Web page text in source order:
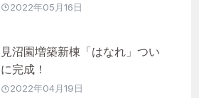
2022年05月16日
見沼園増築新棟「はなれ」つい
に完成！
2022年04月19日